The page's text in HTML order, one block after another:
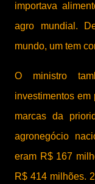
importava
agro mundial.
mundo, um tem
O ministro
investimentos
marcas da
agronegócio
eram R$ 167
R$ 414 milhões.